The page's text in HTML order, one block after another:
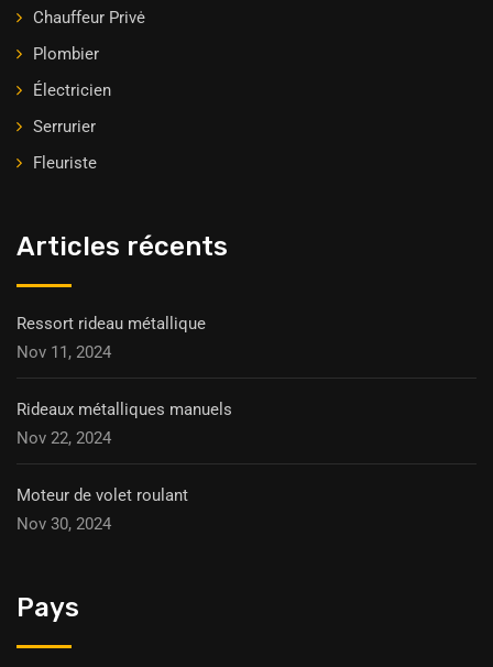
Chauffeur Privė
Plombier
Électricien
Serrurier
Fleuriste
Articles récents
Ressort rideau métallique
Nov 11, 2024
Rideaux métalliques manuels
Nov 22, 2024
Moteur de volet roulant
Nov 30, 2024
Pays